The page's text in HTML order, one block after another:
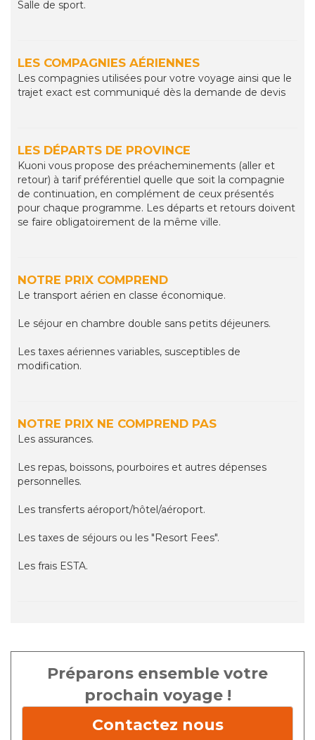
Salle de sport.
LES COMPAGNIES AÉRIENNES
Les compagnies utilisées pour votre voyage ainsi que le
trajet exact est communiqué dès la demande de devis
LES DÉPARTS DE PROVINCE
Kuoni vous propose des préacheminements (aller et
retour) à tarif préférentiel quelle que soit la compagnie
de continuation, en complément de ceux présentés
pour chaque programme. Les départs et retours doivent
se faire obligatoirement de la même ville.
NOTRE PRIX COMPREND
Le transport aérien en classe économique.
Le séjour en chambre double sans petits déjeuners.
Les taxes aériennes variables, susceptibles de
modification.
NOTRE PRIX NE COMPREND PAS
Les assurances.
Les repas, boissons, pourboires et autres dépenses
personnelles.
Les transferts aéroport/hôtel/aéroport.
Les taxes de séjours ou les "Resort Fees".
Les frais ESTA.
Préparons ensemble votre
prochain voyage !
Contactez nous